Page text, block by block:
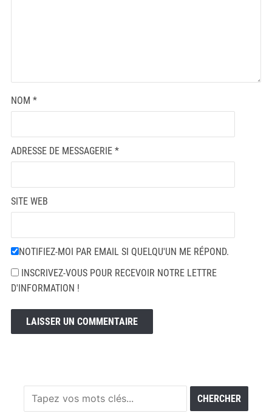
NOM *
ADRESSE DE MESSAGERIE *
SITE WEB
NOTIFIEZ-MOI PAR EMAIL SI QUELQU'UN ME RÉPOND.
INSCRIVEZ-VOUS POUR RECEVOIR NOTRE LETTRE
D'INFORMATION !